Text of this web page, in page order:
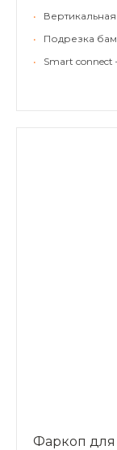
•
•
Подрезка
•
Smart
Фаркоп для